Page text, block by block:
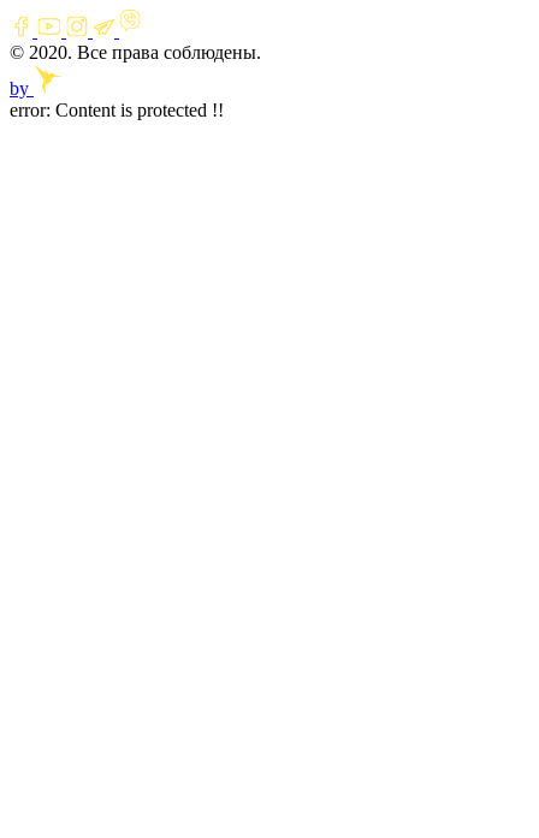
© 2020. Все права соблюдены.
by
error: Content is protected !!